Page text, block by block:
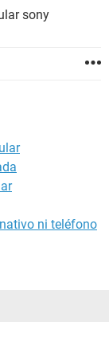
sony
ni teléfono